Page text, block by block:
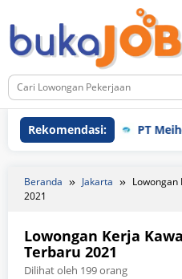
ke
konten
Rekomendasi: PT
Beranda Jakarta
Lowongan
2021
Lowongan Kerja
Terbaru 2021
Dilihat oleh 199 orang